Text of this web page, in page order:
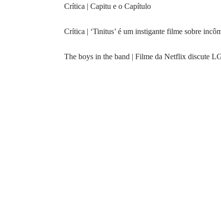
Crítica | Capitu e o Capítulo
Crítica | ‘Tinitus’ é um instigante filme sobre
The boys in the band | Filme da Netflix discute